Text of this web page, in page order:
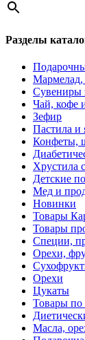
Разделы
Мармелад,
Сувениры
Чай, кофе
Зефир
Пастила и
Конфеты,
Хрустила
Детские
Мед и
Новинки
Товары
Товары
Специи,
Орехи,
Орехи
Цукаты
Товары по
Масла,